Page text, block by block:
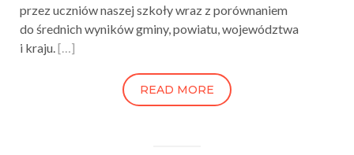
przez uczniów naszej szkoły wraz z porównaniem
do średnich wyników gminy, powiatu, województwa
i kraju. […]
READ MORE